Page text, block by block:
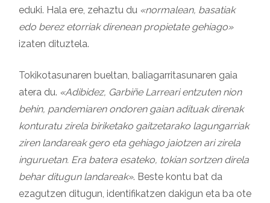
eduki. Hala ere, zehaztu du «normalean, basatiak
edo berez etorriak direnean propietate gehiago»
izaten dituztela.
Tokikotasunaren bueltan, baliagarritasunaren gaia
atera du. «Adibidez, Garbiñe Larreari entzuten nion
behin, pandemiaren ondoren gaian adituak direnak
konturatu zirela biriketako gaitzetarako lagungarriak
ziren landareak gero eta gehiago jaiotzen ari zirela
inguruetan. Era batera esateko, tokian sortzen direla
behar ditugun landareak». Beste kontu bat da
ezagutzen ditugun, identifikatzen dakigun eta ba ote